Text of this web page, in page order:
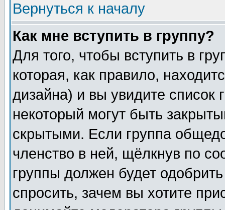
Вернуться к началу
Как мне вступить в группу?
Для того, чтобы вступить в
которая, как правило,
дизайна) и вы увидите список
некоторый могут быть
скрытыми. Если группа
членство в ней, щёлкнув по
группы должен будет
спросить, зачем вы хотите